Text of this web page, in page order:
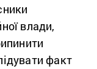
влади,
факт